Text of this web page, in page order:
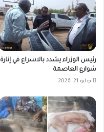
رئيس الوزراء يشدد بالاسراع في إنارة
شوارع العاصمة
يوليو 21, 2026